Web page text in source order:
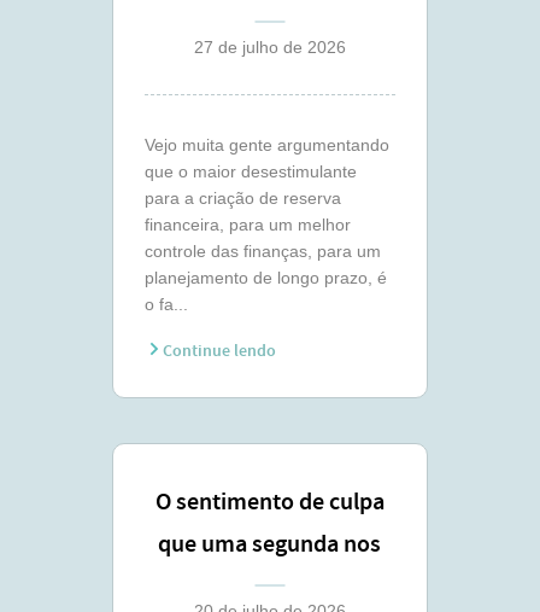
?
27 de julho de 2026
Vejo muita gente argumentando
que o maior desestimulante
para a criação de reserva
financeira, para um melhor
controle das finanças, para um
planejamento de longo prazo, é
o fa...
Continue lendo
O sentimento de culpa
que uma segunda nos
traz